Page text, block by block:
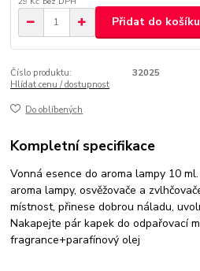
Přidat do košíku
Číslo produktu:
32025
Hlídat cenu / dostupnost
Do oblíbených
Kompletní specifikace
Vonná esence do aroma lampy 10
aroma lampy, osvěžovače a
místnost, přinese dobrou náladu,
Nakapejte pár kapek do odpařovací
fragrance+parafínový olej